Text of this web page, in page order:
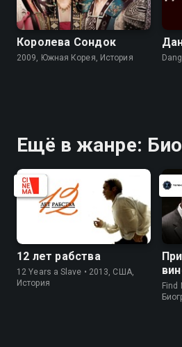
Королева Сондок
2009, Южная Корея, История
Ещё в жанре:
12 лет рабства
12 Years a Slave • 2013, США,
История
Find